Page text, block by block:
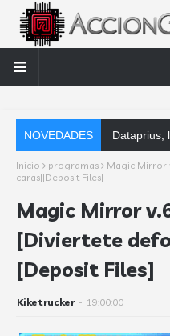
NOVEDADES Dataprius, la
Inicio programas
Magic Mirror
caras][Deposit Files]
Magic Mirror
[Diviertete
[Deposit Files]
Kiketrucker - 19:00:00